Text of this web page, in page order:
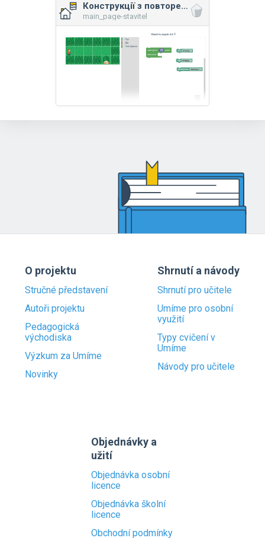
Конструкції з повторенням
main_page-stavitel
O projektu
Stručné představení
Autoři projektu
Pedagogická
východiska
Výzkum za Umíme
Novinky
Shrnutí a návody
Shrnutí pro učitele
Umíme pro osobní
využití
Typy cvičení v
Umíme
Návody pro učitele
Objednávky a
užití
Objednávka osobní
licence
Objednávka školní
licence
Obchodní podmínky